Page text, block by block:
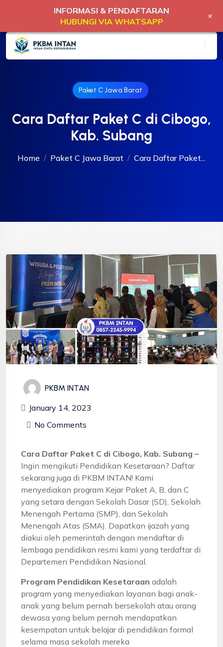
Paket C Jawa Barat
Cara Daftar Paket C di Cibogo,
Kab. Subang
Home Paket C Jawa Barat Cara Daftar Paket...
PKBM INTAN
January 14, 2023
No Comments
Cara Daftar Paket C di Cibogo, Kab. Subang –
Ingin mengikuti Pendidikan Kesetaraan? Daftar
sekarang juga di PKBM INTAN! Kami
menyediakan program Kejar Paket A, B, dan C
yang setara dengan Sekolah Dasar (SD), Sekolah
Menengah Pertama (SMP), dan Sekolah
Menengah Atas (SMA). Dapatkan ijazah yang
diakui oleh pemerintah dengan mendaftar di
lembaga pendidikan resmi kami yang terdaftar di
Departemen Pendidikan Nasional.
Program Pendidikan Kesetaraan adalah
program yang menyediakan layanan bagi anak-
anak yang belum pernah bersekolah atau orang
dewasa yang belum pernah mendapatkan
kesempatan untuk belajar di pendidikan formal
selama masa sekolah mereka
INFORMASI & PENDAFTARAN
HUBUNGI VIA WHATSAPP
+